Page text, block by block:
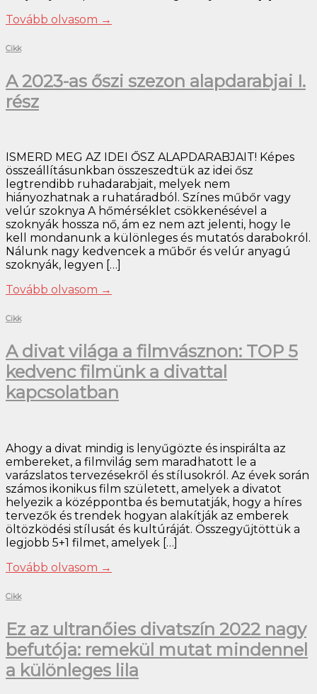
Tovább olvasom →
Cikk
A 2023-as őszi szezon alapdarabjai I.
rész
ISMERD MEG AZ IDEI ŐSZ ALAPDARABJAIT! Képes
összeállításunkban összeszedtük az idei ősz
legtrendibb ruhadarabjait, melyek nem
hiányozhatnak a ruhatáradból. Színes műbőr vagy
velúr szoknya A hőmérséklet csökkenésével a
szoknyák hossza nő, ám ez nem azt jelenti, hogy le
kell mondanunk a különleges és mutatós darabokról.
Nálunk nagy kedvencek a műbőr és velúr anyagú
szoknyák, legyen […]
Tovább olvasom →
Cikk
A divat világa a filmvásznon: TOP 5
kedvenc filmünk a divattal
kapcsolatban
Ahogy a divat mindig is lenyűgözte és inspirálta az
embereket, a filmvilág sem maradhatott le a
varázslatos tervezésekről és stílusokról. Az évek során
számos ikonikus film született, amelyek a divatot
helyezik a középpontba és bemutatják, hogy a híres
tervezők és trendek hogyan alakítják az emberek
öltözködési stílusát és kultúráját. Összegyűjtöttük a
legjobb 5+1 filmet, amelyek […]
Tovább olvasom →
Cikk
Ez az ultranőies divatszín 2022 nagy
befutója: remekül mutat mindennel
a különleges lila